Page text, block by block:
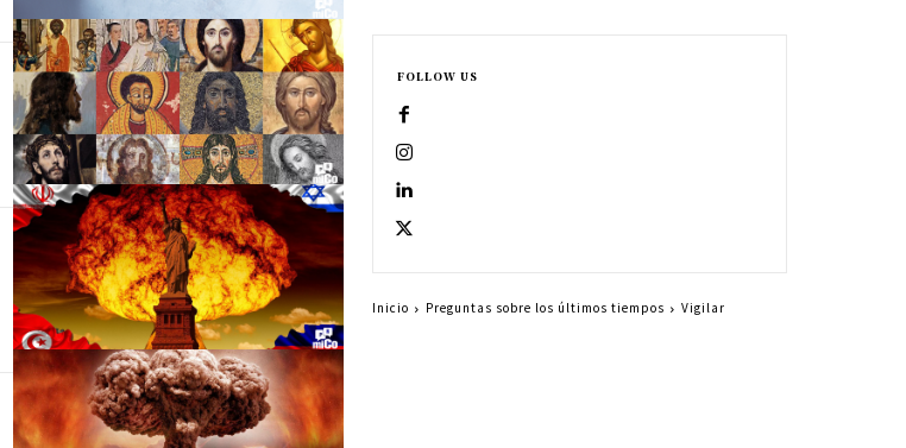
FOLLOW US
Inicio Preguntas sobre los últimos tiempos Vigilar